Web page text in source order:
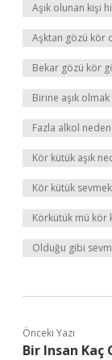
Aşık olunan kişi
Aşktan gözü kör
Bekar gözü kör
Birine aşık
Fazla alkol
Kör kütük aşık
Kör kütük
Körkütük mü kör
Olduğu gibi
Önceki Yazı
Bir Insan Kaç